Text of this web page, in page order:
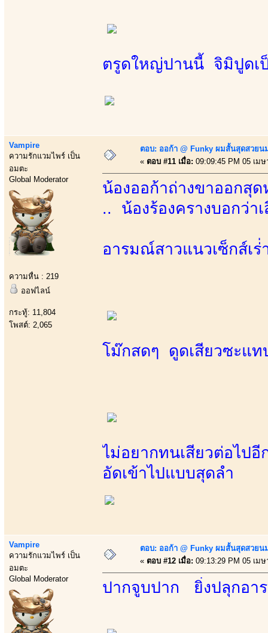
ตรูดใหญ่ปานนี้ จิมิปูดเป็
Vampire
ความรักแวมไพร์ เป็น
อมตะ
Global Moderator
ความหื่น : 219
ออฟไลน์
กระทู้: 11,804
โพสต์: 2,065
ตอบ: ออก้า @ Funky ผมสั้นสุดสวยน
« ตอบ #11 เมื่อ: 09:09:45 PM 05 เม
น้องออก้าถ่างขาออกสุ
.. น้องร้องครางบอกว่า
อารมณ์สาวแนวเซ็กส์เ
โม๊กสดๆ ดูดเสียวซะแ
ไม่อยากทนเสียวต่อไป
อัดเข้าไปแบบสุดลำ
Vampire
ความรักแวมไพร์ เป็น
อมตะ
Global Moderator
ตอบ: ออก้า @ Funky ผมสั้นสุดสวยน
« ตอบ #12 เมื่อ: 09:13:29 PM 05 เม
ปากจูบปาก ยิ่งปลุกอา